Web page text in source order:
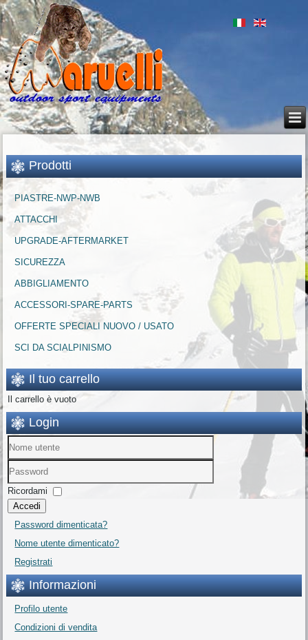
Prodotti
PIASTRE-NWP-NWB
ATTACCHI
UPGRADE-AFTERMARKET
SICUREZZA
ABBIGLIAMENTO
ACCESSORI-SPARE-PARTS
OFFERTE SPECIALI NUOVO / USATO
SCI DA SCIALPINISMO
Il tuo carrello
Il carrello è vuoto
Login
Ricordami
Accedi
Password dimenticata?
Nome utente dimenticato?
Registrati
Informazioni
Profilo utente
Condizioni di vendita